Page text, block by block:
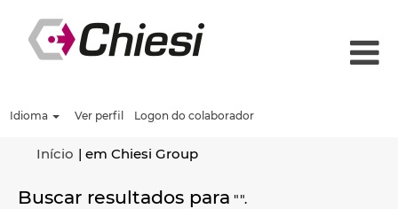
Idioma Ver perfil Logon do colaborador
Início | em Chiesi Group(página
Buscar resultados para "".